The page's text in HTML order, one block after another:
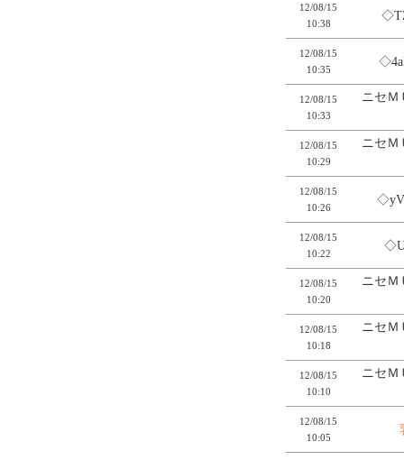
12/08/15
10:38
12/08/15
10:35
12/08/15
10:33
ニセＭ
12/08/15
10:29
ニセＭ
12/08/15
10:26
12/08/15
10:22
12/08/15
10:20
ニセＭ
12/08/15
10:18
ニセＭ
12/08/15
10:10
ニセＭ
12/08/15
10:05